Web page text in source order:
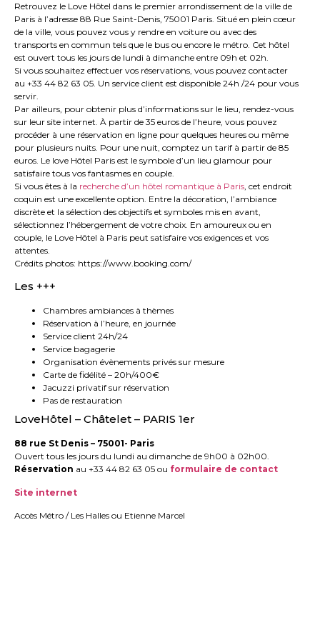
Retrouvez le Love Hôtel dans le premier arrondissement de la ville de
Paris à l’adresse 88 Rue Saint-Denis, 75001 Paris. Situé en plein cœur
de la ville, vous pouvez vous y rendre en voiture ou avec des
transports en commun tels que le bus ou encore le métro. Cet hôtel
est ouvert tous les jours de lundi à dimanche entre 09h et 02h.
Si vous souhaitez effectuer vos réservations, vous pouvez contacter
au +33 44 82 63 05. Un service client est disponible 24h /24 pour vous
servir.
Par ailleurs, pour obtenir plus d’informations sur le lieu, rendez-vous
sur leur site internet. À partir de 35 euros de l’heure, vous pouvez
procéder à une réservation en ligne pour quelques heures ou même
pour plusieurs nuits. Pour une nuit, comptez un tarif à partir de 85
euros. Le love Hôtel Paris est le symbole d’un lieu glamour pour
satisfaire tous vos fantasmes en couple.
Si vous êtes à la recherche d’un hôtel romantique à Paris, cet endroit
coquin est une excellente option. Entre la décoration, l’ambiance
discrète et la sélection des objectifs et symboles mis en avant,
sélectionnez l’hébergement de votre choix. En amoureux ou en
couple, le Love Hôtel à Paris peut satisfaire vos exigences et vos
attentes.
Crédits photos: https://www.booking.com/
Les +++
Chambres ambiances à thèmes
Réservation à l’heure, en journée
Service client 24h/24
Service bagagerie
Organisation évènements privés sur mesure
Carte de fidélité – 20h/400€
Jacuzzi privatif sur réservation
Pas de restauration
LoveHôtel – Châtelet – PARIS 1er
88 rue St Denis – 75001- Paris
Ouvert tous les jours du lundi au dimanche de 9h00 à 02h00.
Réservation au +33 44 82 63 05 ou formulaire de contact
Site internet
Accès Métro / Les Halles ou Etienne Marcel